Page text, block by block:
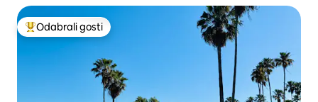
Među najviše rangiranima s oznakom „Odabrali gosti”
Odabrali gosti